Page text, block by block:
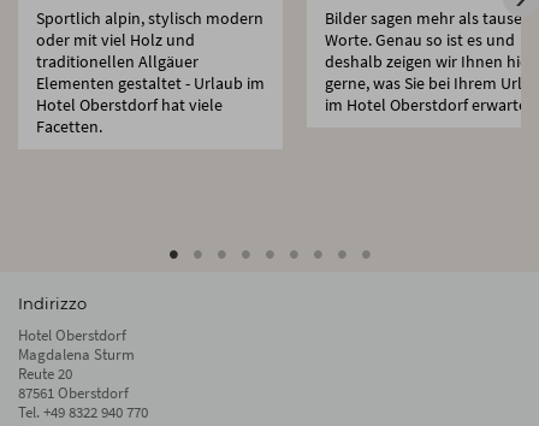
Sportlich alpin, stylisch modern
oder mit viel Holz und
traditionellen Allgäuer
Elementen gestaltet - Urlaub im
Hotel Oberstdorf hat viele
Facetten.
Bilder sagen mehr als
Worte. Genau so ist es und
deshalb zeigen wir Ihnen hier
gerne, was Sie bei Ihrem
im Hotel Oberstdorf erwartet.
Indirizzo
Hotel Oberstdorf
Magdalena Sturm
Reute 20
87561 Oberstdorf
Tel. +49 8322 940 770